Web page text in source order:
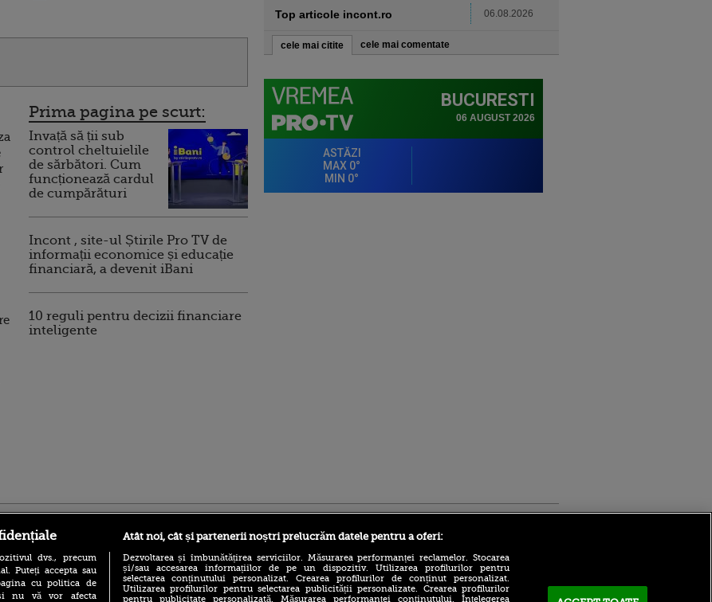
Prima pagina pe scurt:
Invață să ții sub
control cheltuielile
de sărbători. Cum
funcționează cardul
de cumpărături
Incont , site-ul Știrile Pro TV de
informații economice și educație
financiară, a devenit iBani
10 reguli pentru decizii financiare
inteligente
Top articole incont.ro 06.08.2026
cele mai citite cele mai comentate
dvs., precum
Puteți accepta sau
cu politica de
nu vă vor afecta
Atât noi, cât și partenerii noștri prelucrăm datele pentru a oferi:
Dezvoltarea și îmbunătățirea serviciilor. Măsurarea performanței reclamelor. Stocarea
și/sau accesarea informațiilor de pe un dispozitiv. Utilizarea profilurilor pentru
selectarea conținutului personalizat. Crearea profilurilor de conținut personalizat.
Utilizarea profilurilor pentru selectarea publicității personalizate. Crearea profilurilor
pentru publicitate personalizată. Măsurarea performanței conținutului. Înțelegerea